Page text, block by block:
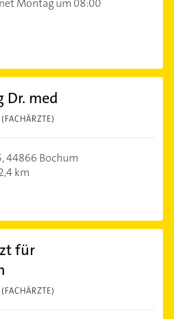
Montag um 08:00
Dr. med
44866 Bochum
km
für